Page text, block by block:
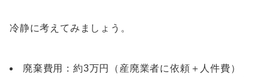
冷静に考えてみましょう。
廃棄費用：約3万円（産廃業者に依頼＋人件費）